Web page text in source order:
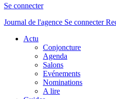
Se connecter
Journal de l'agence Se connecter
Actu
Conjoncture
Agenda
Salons
Evénements
Nominations
A lire